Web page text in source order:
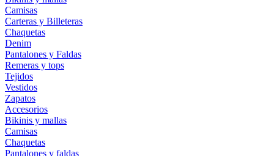
Camisas
Carteras y Billeteras
Chaquetas
Denim
Pantalones y Faldas
Remeras y tops
Tejidos
Vestidos
Zapatos
Accesorios
Bikinis y mallas
Camisas
Chaquetas
Pantalones y faldas